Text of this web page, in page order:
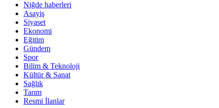
Niğde haberleri
Asayiş
Siyaset
Ekonomi
Eğitim
Gündem
Spor
Bilim & Teknoloji
Kültür & Sanat
Sağlık
Tarım
Resmi İlanlar